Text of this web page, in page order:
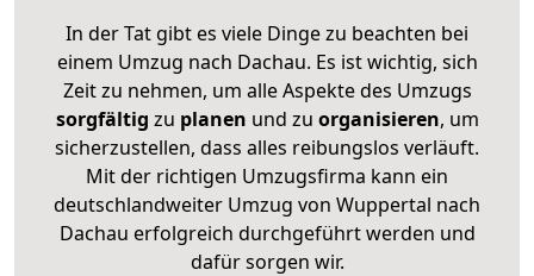
In der Tat gibt es viele Dinge zu beachten bei
einem Umzug nach Dachau. Es ist wichtig, sich
Zeit zu nehmen, um alle Aspekte des Umzugs
sorgfältig zu planen und zu organisieren, um
sicherzustellen, dass alles reibungslos verläuft.
Mit der richtigen Umzugsfirma kann ein
deutschlandweiter Umzug von Wuppertal nach
Dachau erfolgreich durchgeführt werden und
dafür sorgen wir.